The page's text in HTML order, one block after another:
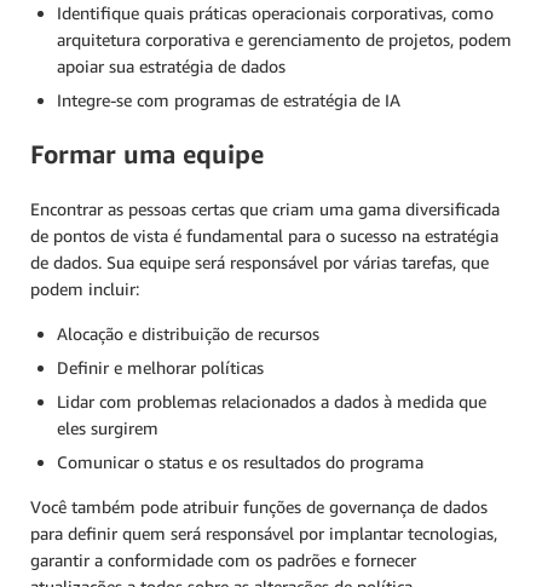
Identifique quais práticas operacionais corporativas, como
arquitetura corporativa e gerenciamento de projetos, podem
apoiar sua estratégia de dados
Integre-se com programas de estratégia de IA
Formar uma equipe
Encontrar as pessoas certas que criam uma gama diversificada
de pontos de vista é fundamental para o sucesso na estratégia
de dados. Sua equipe será responsável por várias tarefas, que
podem incluir:
Alocação e distribuição de recursos
Definir e melhorar políticas
Lidar com problemas relacionados a dados à medida que
eles surgirem
Comunicar o status e os resultados do programa
Você também pode atribuir funções de governança de dados
para definir quem será responsável por implantar tecnologias,
garantir a conformidade com os padrões e fornecer